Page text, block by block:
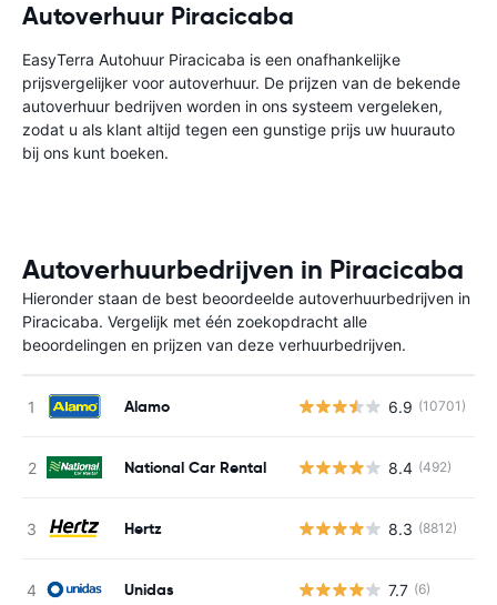
Autoverhuur Piracicaba
EasyTerra Autohuur Piracicaba is een onafhankelijke
prijsvergelijker voor autoverhuur. De prijzen van de bekende
autoverhuur bedrijven worden in ons systeem vergeleken,
zodat u als klant altijd tegen een gunstige prijs uw huurauto
bij ons kunt boeken.
Autoverhuurbedrijven in Piracicaba
Hieronder staan de best beoordeelde autoverhuurbedrijven in
Piracicaba. Vergelijk met één zoekopdracht alle
beoordelingen en prijzen van deze verhuurbedrijven.
Alamo 6.9 (10701)
National Car Rental 8.4 (492)
Hertz 8.3 (8812)
Unidas 7.7 (6)